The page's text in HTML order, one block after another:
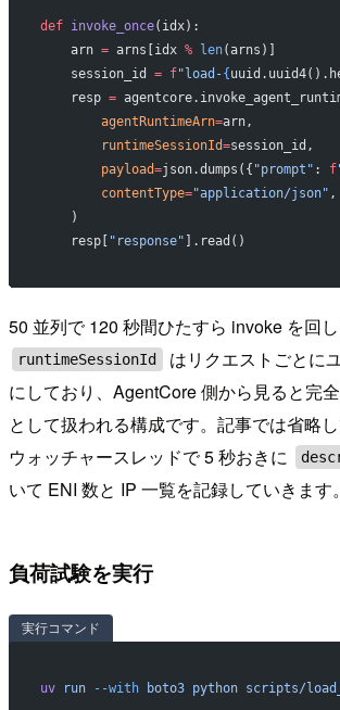
def invoke_once(idx):
    arn
= arns[idx % len(arns)]
    session_id
= f"load-{
    resp
=
        agentRuntimeArn
=arn,
        runtimeSessionId
=session_id,
        payload
=json.dumps({ "prompt" : f
        contentType
="application/json" ,
    )
    resp[
"response" ].read()
50 並列で 120 秒間ひたすら invoke を回し
runtimeSessionId
はリクエストごとに
にしており、AgentCore 側から見ると完
として扱われる構成です。記事では省略し
ウォッチャースレッドで 5 秒おきに
いて ENI 数と IP 一覧を記録していきます。
負荷試験を実行
実行コマンド
uv run --with boto3 python scripts/